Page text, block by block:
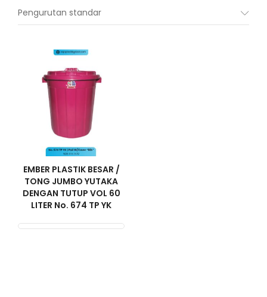
Pengurutan standar
EMBER PLASTIK BESAR /
TONG JUMBO YUTAKA
DENGAN TUTUP VOL 60
LITER No. 674 TP YK